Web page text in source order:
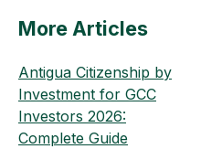
More Articles
Antigua Citizenship by
Investment for GCC
Investors 2026:
Complete Guide